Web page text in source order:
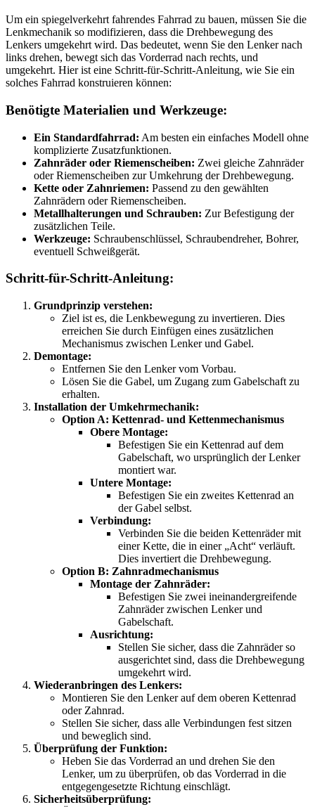
Um ein spiegelverkehrt fahrendes Fahrrad zu bauen, müssen Sie die
Lenkmechanik so modifizieren, dass die Drehbewegung des
Lenkers umgekehrt wird. Das bedeutet, wenn Sie den Lenker nach
links drehen, bewegt sich das Vorderrad nach rechts, und
umgekehrt. Hier ist eine Schritt-für-Schritt-Anleitung, wie Sie ein
solches Fahrrad konstruieren können:
Benötigte Materialien und Werkzeuge:
Ein Standardfahrrad: Am besten ein einfaches Modell ohne
komplizierte Zusatzfunktionen.
Zahnräder oder Riemenscheiben: Zwei gleiche Zahnräder
oder Riemenscheiben zur Umkehrung der Drehbewegung.
Kette oder Zahnriemen: Passend zu den gewählten
Zahnrädern oder Riemenscheiben.
Metallhalterungen und Schrauben: Zur Befestigung der
zusätzlichen Teile.
Werkzeuge: Schraubenschlüssel, Schraubendreher, Bohrer,
eventuell Schweißgerät.
Schritt-für-Schritt-Anleitung:
Grundprinzip verstehen:
Ziel ist es, die Lenkbewegung zu invertieren. Dies
erreichen Sie durch Einfügen eines zusätzlichen
Mechanismus zwischen Lenker und Gabel.
Demontage:
Entfernen Sie den Lenker vom Vorbau.
Lösen Sie die Gabel, um Zugang zum Gabelschaft zu
erhalten.
Installation der Umkehrmechanik:
Option A: Kettenrad- und Kettenmechanismus
Obere Montage:
Befestigen Sie ein Kettenrad auf dem
Gabelschaft, wo ursprünglich der Lenker
montiert war.
Untere Montage:
Befestigen Sie ein zweites Kettenrad an
der Gabel selbst.
Verbindung:
Verbinden Sie die beiden Kettenräder mit
einer Kette, die in einer „Acht“ verläuft.
Dies invertiert die Drehbewegung.
Option B: Zahnradmechanismus
Montage der Zahnräder:
Befestigen Sie zwei ineinandergreifende
Zahnräder zwischen Lenker und
Gabelschaft.
Ausrichtung:
Stellen Sie sicher, dass die Zahnräder so
ausgerichtet sind, dass die Drehbewegung
umgekehrt wird.
Wiederanbringen des Lenkers:
Montieren Sie den Lenker auf dem oberen Kettenrad
oder Zahnrad.
Stellen Sie sicher, dass alle Verbindungen fest sitzen
und beweglich sind.
Überprüfung der Funktion:
Heben Sie das Vorderrad an und drehen Sie den
Lenker, um zu überprüfen, ob das Vorderrad in die
entgegengesetzte Richtung einschlägt.
Sicherheitsüberprüfung: